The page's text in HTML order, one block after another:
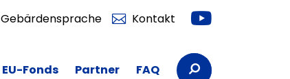
Gebärdensprache Kontakt Youtube
EU-Fonds Partner FAQ Suchbegriffe